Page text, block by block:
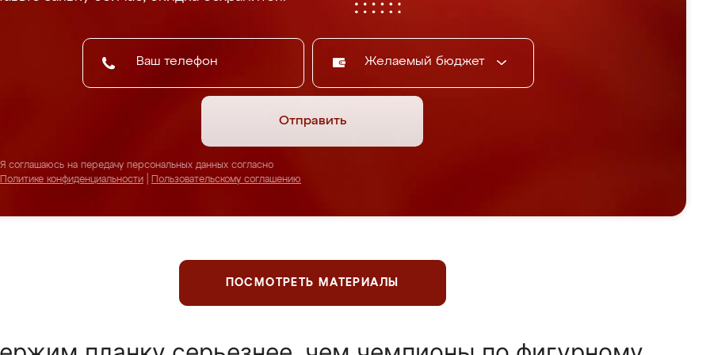
Желаемый бюджет
Отправить
Я соглашаюсь на передачу персональных данных согласно
Политике конфиденциальности
Пользовательскому соглашению
ПОСМОТРЕТЬ МАТЕРИАЛЫ